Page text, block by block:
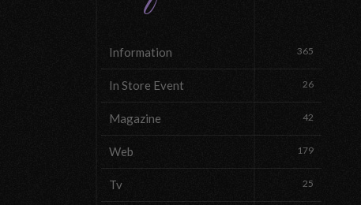
Information 365
In Store Event 26
Magazine 42
Web 179
Tv 25